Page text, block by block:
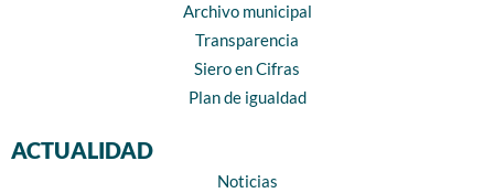
Archivo municipal
Transparencia
Siero en Cifras
Plan de igualdad
ACTUALIDAD
Noticias